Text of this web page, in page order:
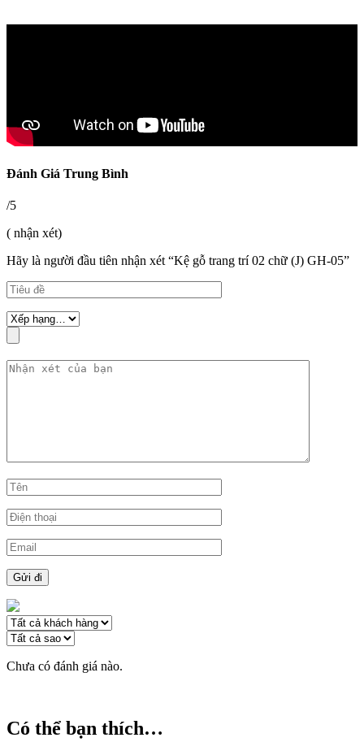
Đánh Giá Trung Bình
/5
( nhận xét)
Hãy là người đầu tiên nhận xét “Kệ gỗ trang trí 02 chữ (J) GH-05”
Chưa có đánh giá nào.
Có thể bạn thích…